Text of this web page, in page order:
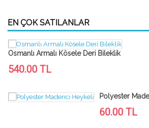
EN ÇOK SATILANLAR
Osmanlı Armalı Kösele Deri Bileklik
540.00 TL
Polyester
60.00 TL